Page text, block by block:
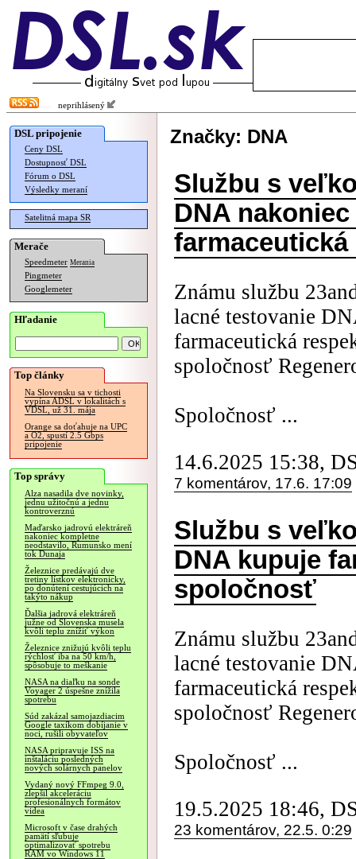
neprihlásený
DSL pripojenie
Ceny DSL
Dostupnosť DSL
Fórum o DSL
Výsledky meraní
Satelitná mapa SR
Merače
Speedmeter Merania
Pingmeter
Googlemeter
Hľadanie
Top články
Na Slovensku sa v tichosti
vypína ADSL v lokalitách s
VDSL, už 31. mája
Orange sa doťahuje na UPC
a O2, spustí 2.5 Gbps
pripojenie
Top správy
Alza nasadila dve novinky,
jednu užitočnú a jednu
kontroverznú
Maďarsko jadrovú elektráreň
nakoniec kompletne
neodstavilo, Rumunsko mení
tok Dunaja
Železnice predávajú dve
tretiny lístkov elektronicky,
po donútení cestujúcich na
takýto nákup
Ďalšia jadrová elektráreň
južne od Slovenska musela
kvôli teplu znížiť výkon
Železnice znižujú kvôli teplu
rýchlosť iba na 50 km/h,
spôsobuje to meškanie
NASA na diaľku na sonde
Voyager 2 úspešne znížila
spotrebu
Súd zakázal samojazdiacim
Google taxíkom dobíjanie v
noci, rušili obyvateľov
NASA pripravuje ISS na
inštaláciu posledných
nových solárnych panelov
Vydaný nový FFmpeg 9.0,
zlepšil akceleráciu
profesionálnych formátov
videa
Microsoft v čase drahých
pamätí sľubuje
optimalizovať spotrebu
RAM vo Windows 11
Značky: DNA
Službu s
DNA
Známu službu
lacné testovanie
farmaceutická
spoločnosť
Spoločnosť ...
14.6.2025 15:38,
7 komentárov, 17.6. 17:09
Službu s
DNA kupuje
spoločnosť
Známu službu
lacné testovanie
farmaceutická
spoločnosť
Spoločnosť ...
19.5.2025 18:46,
23 komentárov, 22.5. 0:29